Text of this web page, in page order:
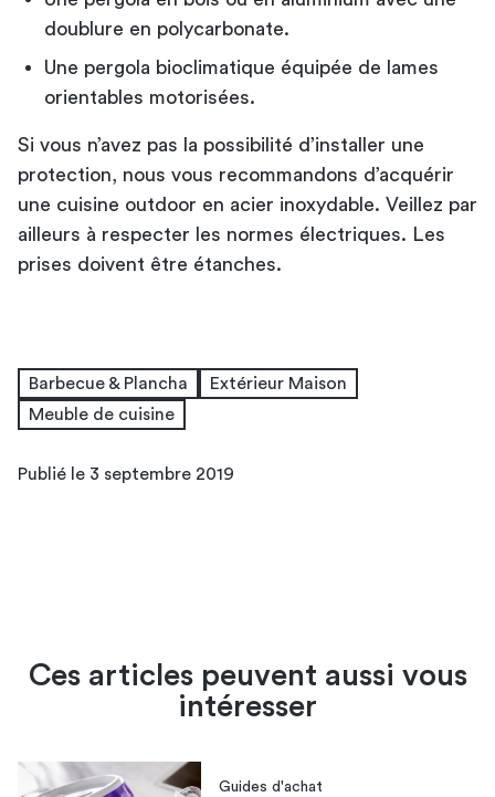
doublure en polycarbonate.
Une pergola bioclimatique équipée de lames
orientables motorisées.
Si vous n’avez pas la possibilité d’installer une
protection, nous vous recommandons d’acquérir
une cuisine outdoor en acier inoxydable. Veillez par
ailleurs à respecter les normes électriques. Les
prises doivent être étanches.
Barbecue & Plancha
Extérieur Maison
Meuble de cuisine
Publié le 3 septembre 2019
Ces articles peuvent aussi vous
intéresser
Guides d'achat